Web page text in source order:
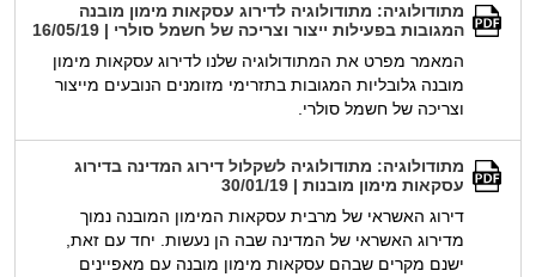
מתודולוגיה: מתודולוגיה לדירוג עסקאות מימון מובנה
המגובות בפעילות ייצור וצריכה של חשמל סולרי | 16/05/19
המאמר מפרט את המתודולוגיה שלנו לדירוג עסקאות מימון
מובנה גלובליות המגובות בתזרימי מזומנים הנובעים מייצור
וצריכה של חשמל סולרי.
מתודולוגיה: מתודולוגיה לשקלול דירוג המדינה בדירוג
עסקאות מימון מובנות | 30/01/19
דירוג האשראי של מרבית עסקאות המימון המובנה נמוך
מדירוג האשראי של המדינה שבה הן נעשות. יחד עם זאת,
ישנם מקרים שבהם עסקאות מימון מובנה עם מאפיינים